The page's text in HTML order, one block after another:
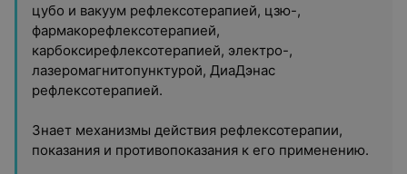
цубо и вакуум рефлексотерапией, цзю-,
фармакорефлексотерапией,
карбоксирефлексотерапией, электро-,
лазеромагнитопунктурой, ДиаДэнас
рефлексотерапией.
Знает механизмы действия рефлексотерапии,
показания и противопоказания к его применению.